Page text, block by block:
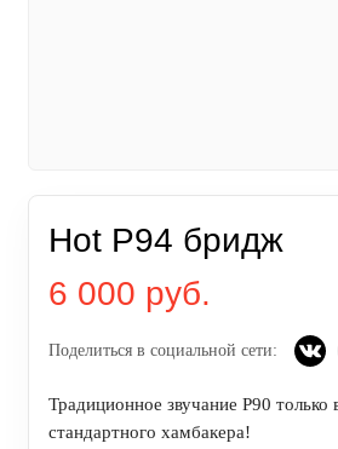
Hot P94 бридж
6 000 руб.
Поделиться в социальной сети:
Традиционное звучание P90 только
стандартного хамбакера!